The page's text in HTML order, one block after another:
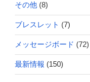
その他 (8)
ブレスレット (7)
メッセージボード (72)
最新情報 (150)